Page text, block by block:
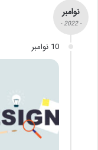
نوامبر
- 2022 -
10 نوامبر